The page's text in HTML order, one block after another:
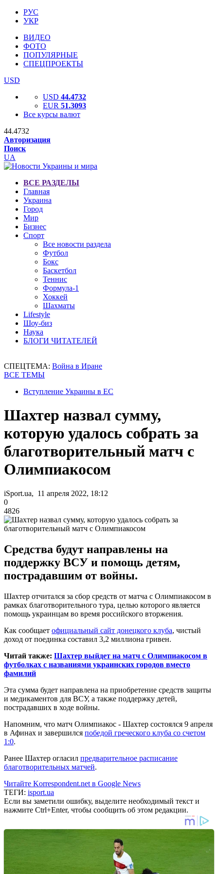
РУС
УКР
ВИДЕО
ФОТО
ПОПУЛЯРНЫЕ
СПЕЦПРОЕКТЫ
USD
USD 44.4732
EUR 51.3093
Все курсы валют
44.4732
Авторизация
Поиск
UA
ВСЕ РАЗДЕЛЫ
Главная
Украина
Город
Мир
Бизнес
Спорт
Все новости раздела
Футбол
Бокс
Баскетбол
Теннис
Формула-1
Хоккей
Шахматы
Lifestyle
Шоу-биз
Наука
БЛОГИ ЧИТАТЕЛЕЙ
СПЕЦТЕМА: Война в Иране
ВСЕ ТЕМЫ
Вступление Украины в ЕС
Шахтер назвал сумму,
которую удалось собрать за
благотворительный матч с
Олимпиакосом
iSport.ua, 11 апреля 2022, 18:12
0
4826
Средства будут направлены на
поддержку ВСУ и помощь детям,
пострадавшим от войны.
Шахтер отчитался за сбор средств от матча с Олимпиакосом в
рамках благотворительного тура, целью которого является
помощь украинцам во время российского вторжения.
Как сообщает официальный сайт донецкого клуба, чистый
доход от поединка составил 3,2 миллиона гривен.
Читай также: Шахтер выйдет на матч с Олимпиакосом в
футболках с названиями украинских городов вместо
фамилий
Эта сумма будет направлена на приобретение средств защиты
и медикаментов для ВСУ, а также поддержку детей,
пострадавших в ходе войны.
Напомним, что матч Олимпиакос - Шахтер состоялся 9 апреля
в Афинах и завершился победой греческого клуба со счетом
1:0.
Ранее Шахтер огласил предварительное расписание
благотворительных матчей.
Читайте Korrespondent.net в Google News
ТЕГИ: isport.ua
Если вы заметили ошибку, выделите необходимый текст и
нажмите Ctrl+Enter, чтобы сообщить об этом редакции.